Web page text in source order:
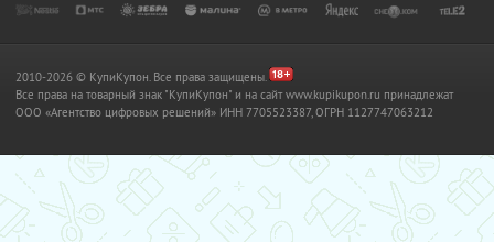
2010-2026 © КупиКупон. Все права защищены.
Все права на товарный знак "КупиКупон" и на сайт www.kupikupon.ru принадлежат
OOO «Агентство цифровых решений» ИНН 7705523387, ОГРН 1127747063212